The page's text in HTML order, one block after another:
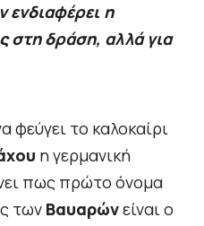
ενδιαφέρει η
στη δράση, αλλά για
φεύγει το καλοκαίρι
η γερμανική
πως πρώτο όνομα
των Βαυαρώνείναι ο